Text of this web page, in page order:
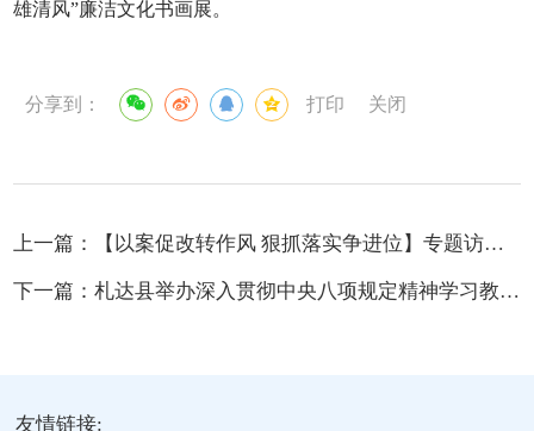
雄清风”廉洁文化书画展。
分享到： 打印 关闭
上一篇： 【以案促改转作风 狠抓落实争进位】专题访谈—— 人大地工委副主任 改则县委书记王伟
下一篇： 札达县举办深入贯彻中央八项规定精神学习教育专题辅导讲座
友情链接: